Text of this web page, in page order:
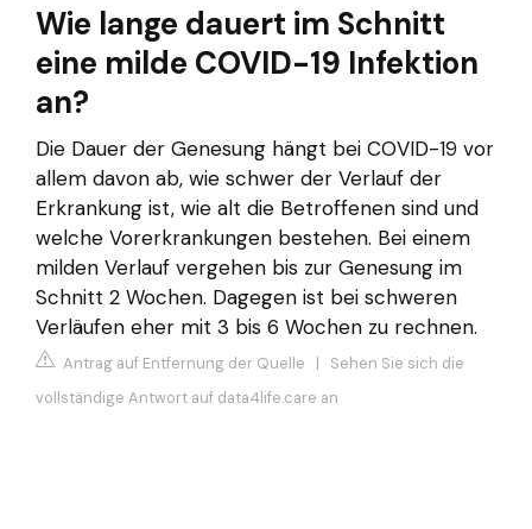
Wie lange dauert im Schnitt
eine milde COVID-19 Infektion
an?
Die Dauer der Genesung hängt bei COVID-19 vor
allem davon ab, wie schwer der Verlauf der
Erkrankung ist, wie alt die Betroffenen sind und
welche Vorerkrankungen bestehen. Bei einem
milden Verlauf vergehen bis zur Genesung im
Schnitt 2 Wochen. Dagegen ist bei schweren
Verläufen eher mit 3 bis 6 Wochen zu rechnen.
Antrag auf Entfernung der Quelle | Sehen Sie sich die
vollständige Antwort auf data4life.care an